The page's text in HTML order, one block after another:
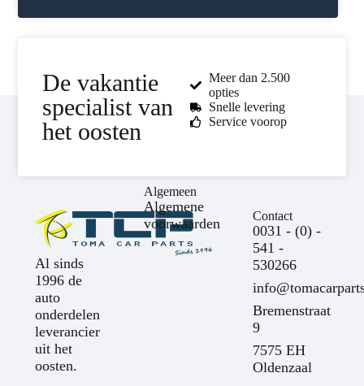
De vakantie
specialist van
het oosten
Meer dan 2.500
opties
Snelle levering
Service voorop
Al sinds
1996 de
auto
onderdelen
leverancier
uit het
oosten.
Algemeen
Algemene
voorwaarden
Contact
0031 - (0) -
541 -
530266
Bremenstraat
9
7575 EH
Oldenzaal